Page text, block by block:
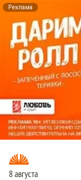
Реклама
8 августа